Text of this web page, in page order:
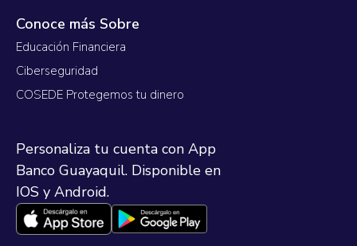
Conoce más Sobre
Educación Financiera
Ciberseguridad
COSEDE Protegemos tu dinero
Personaliza tu cuenta con App
Banco Guayaquil. Disponible en
IOS y Android.